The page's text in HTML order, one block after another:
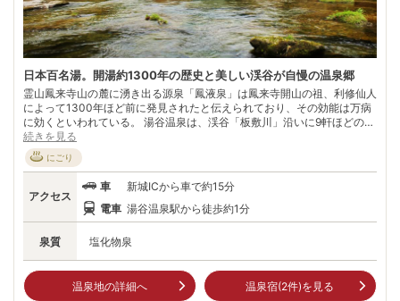
日本百名湯。開湯約1300年の歴史と美しい渓谷が自慢の温泉郷
霊山鳳来寺山の麓に湧き出る源泉「鳳液泉」は鳳来寺開山の祖、利修仙人
によって1300年ほど前に発見されたと伝えられており、その効能は万病
に効くといわれている。 湯谷温泉は、渓谷「板敷川」沿いに9軒ほどの温
泉旅館が立ち並ぶ静かな温泉郷で、露天風呂から眺める四季折々の風景
は、都会の喧騒を忘れさせ癒しの時間へと誘う。 また、旅館自慢の会席
料理は、鮎、山菜、しし肉、鳳来牛などの厳選された地元食材をふんだん
に使用しており、この地ならではの旅をより鮮やかに彩る。
続きを見る
にごり
泉質 塩化物泉
アクセス
車
新城ICから車で約15分
電車 湯谷温泉駅から徒歩約1分
温泉地の詳細へ 温泉宿(2件)を見る